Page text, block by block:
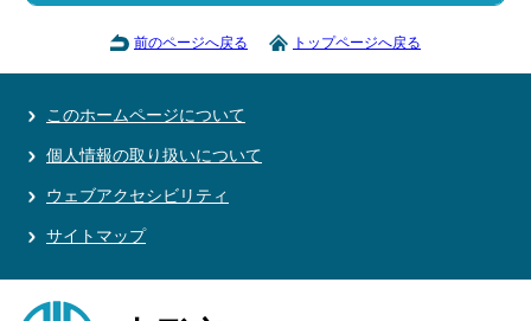
前のページへ戻る トップページへ戻る
このホームページについて
個人情報の取り扱いについて
ウェブアクセシビリティ
サイトマップ